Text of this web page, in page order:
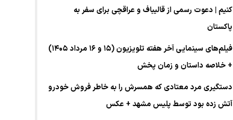
کنیم | دعوت رسمی از قالیباف و عراقچی برای سفر به
پاکستان
فیلم‌های سینمایی آخر هفته تلویزیون (۱۵ و ۱۶ مرداد ۱۴۰۵)
+ خلاصه داستان و زمان پخش
دستگیری مرد معتادی که همسرش را به خاطر فروش خودرو
آتش زده بود توسط پلیس مشهد + عکس